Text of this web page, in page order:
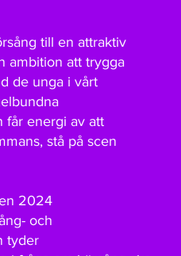
till en attraktiv
ambition att trygga
de unga i vårt
får energi av att
stå på scen
2024
och
tyder